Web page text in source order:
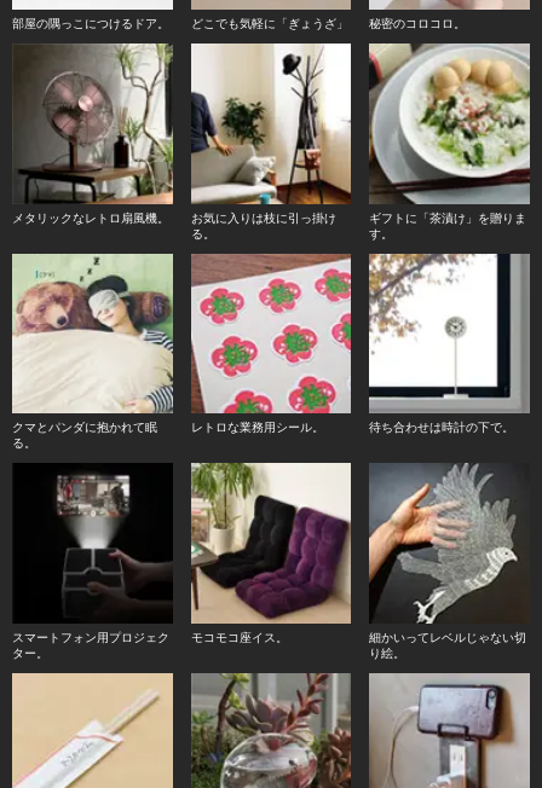
部屋の隅っこにつけるドア。 どこでも気軽に「ぎょうざ」 秘密のコロコロ。
メタリックなレトロ扇風機。
お気に入りは枝に引っ掛け
る。
ギフトに「茶漬け」を贈りま
す。
クマとパンダに抱かれて眠
る。
レトロな業務用シール。 待ち合わせは時計の下で。
スマートフォン用プロジェク
ター。
モコモコ座イス。
細かいってレベルじゃない切
り絵。